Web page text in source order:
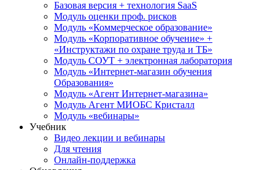
Базовая версия + технология SaaS
Модуль оценки проф. рисков
Модуль «Коммерческое образование»
Модуль «Корпоративное обучение» +
«Инструктажи по охране труда и ТБ»
Модуль СОУТ + электронная лаборатория
Модуль «Интернет-магазин обучения
Образования»
Модуль «Агент Интернет-магазина»
Модуль Агент МИОБС Кристалл
Модуль «вебинары»
Учебник
Видео лекции и вебинары
Для чтения
Онлайн-поддержка